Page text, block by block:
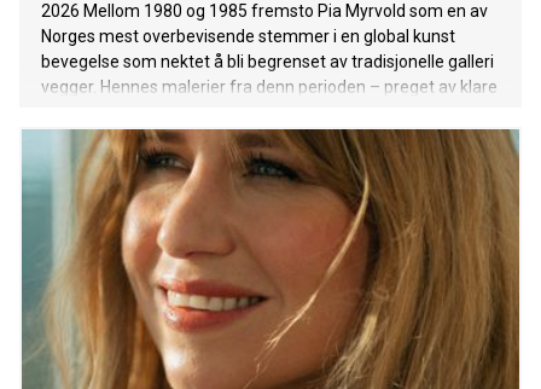
2026 Mellom 1980 og 1985 fremsto Pia Myrvold som en av
Norges mest overbevisende stemmer i en global kunst
bevegelse som nektet å bli begrenset av tradisjonelle galleri
vegger. Hennes malerier fra denn perioden – preget av klare
fanget den rå, opprørske energien i punk ikke bare som
musikk, men som en komplett estetisk revolusjon som
forvandlet mote, klubbkultur og selve kunstverdenen.